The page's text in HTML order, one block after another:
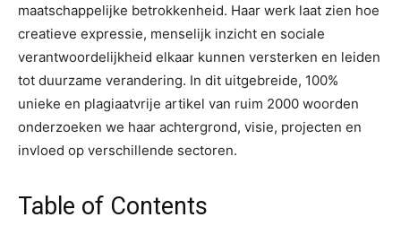
maatschappelijke betrokkenheid. Haar werk laat zien hoe
creatieve expressie, menselijk inzicht en sociale
verantwoordelijkheid elkaar kunnen versterken en leiden
tot duurzame verandering. In dit uitgebreide, 100%
unieke en plagiaatvrije artikel van ruim 2000 woorden
onderzoeken we haar achtergrond, visie, projecten en
invloed op verschillende sectoren.
Table of Contents